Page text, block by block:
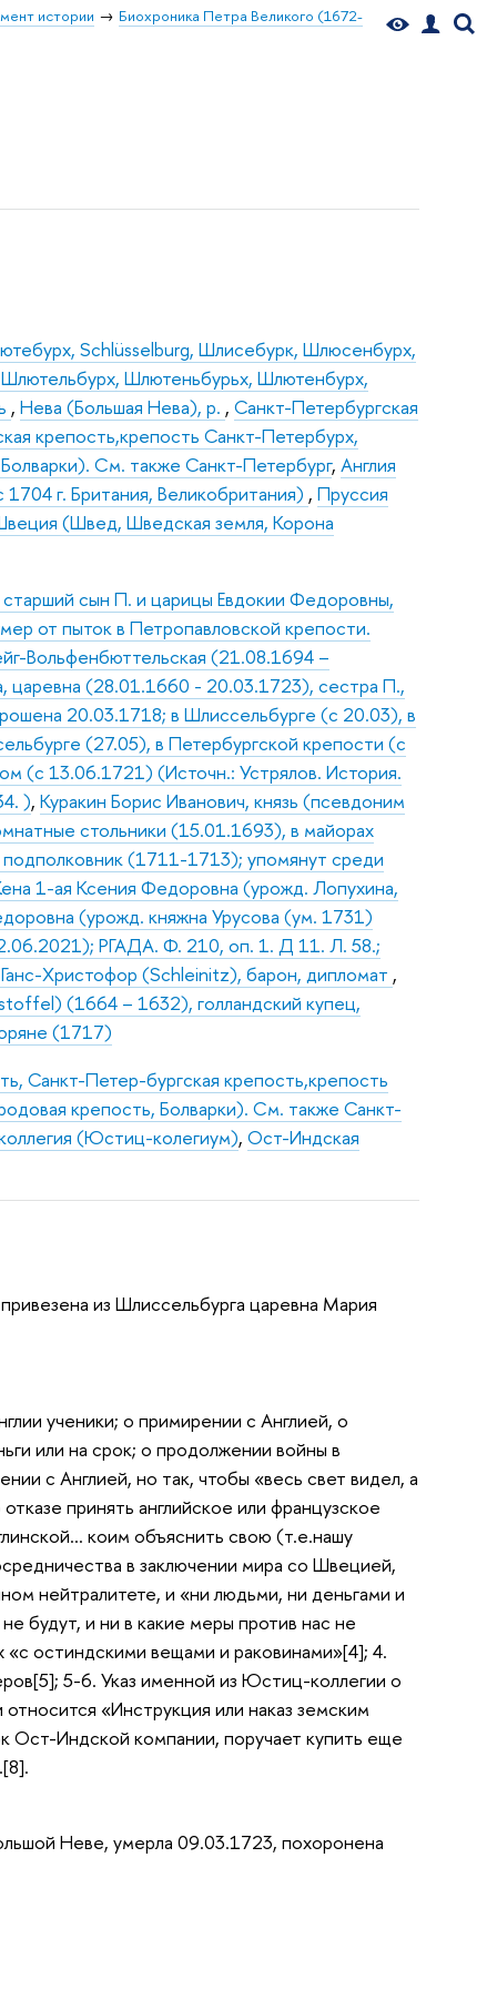
истории
Биохроника Петра Великого (1672-
Schlüsselburg, Шлисебурк, Шлюсенбурх,
Шлютеньбурьх, Шлютенбурх,
,Нева (Большая Нева), р. ,Санкт-Петербургская
крепость,крепость Санкт-Петербурх,
См. также Санкт-Петербург,Англия
1704 г. Британия, Великобритания) ,Пруссия
(Швед, Шведская земля, Корона
сын П. и царицы Евдокии Федоровны,
от пыток в Петропавловской крепости.
Вольфенбюттельская (21.08.1694 –
царевна (28.01.1660 - 20.03.1723), сестра П.,
20.03.1718; в Шлиссельбурге (с 20.03), в
(27.05), в Петербургской крепости (с
(с 13.06.1721) (Источн.: Устрялов. История.
),Куракин Борис Иванович, князь (псевдоним
стольники (15.01.1693), в майорах
(1711-1713); упомянут среди
1-ая Ксения Федоровна (урожд. Лопухина,
(урожд. княжна Урусова (ум. 1731)
РГАДА. Ф. 210, оп. 1. Д 11. Л. 58.;
Христофор (Schleinitz), барон, дипломат ,
(1664 – 1632), голландский купец,
(1717)
Санкт-Петер-бургская крепость,крепость
крепость, Болварки). См. также Санкт-
(Юстиц-колегиум),Ост-Индская
из Шлиссельбурга царевна Мария
ученики; о примирении с Англией, о
или на срок; о продолжении войны в
с Англией, но так, чтобы «весь свет видел, а
принять английское или французское
коим объяснить свою (т.е.нашу
в заключении мира со Швецией,
нейтралитете, и «ни людьми, ни деньгами и
будут, и ни в какие меры против нас не
«с остиндскими вещами и раковинами»[4]; 4.
5-6. Указ именной из Юстиц-коллегии о
«Инструкция или наказ земским
Ост-Индской компании, поручает купить еще
Неве, умерла 09.03.1723, похоронена